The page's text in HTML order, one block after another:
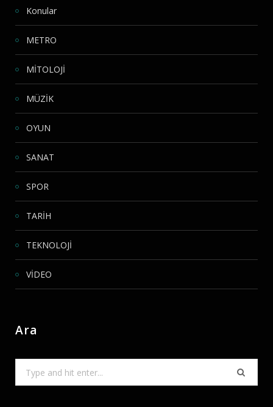
Konular
METRO
MİTOLOJİ
MÜZİK
OYUN
SANAT
SPOR
TARİH
TEKNOLOJİ
VİDEO
Ara